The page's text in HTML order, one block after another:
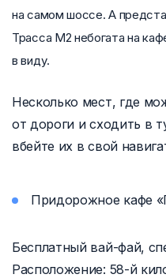
на самом шоссе. А
Трасса М2 небогата на
в виду.
Несколько мест, где
от дороги и сходить в
вбейте их в свой
Придорожное кафе
Бесплатный вай-фай,
Расположение: 58-й